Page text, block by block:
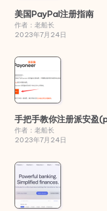
美国PayPal注册指南
作者：老船长
2023年7月24日
手把手教你注册派安盈
作者：老船长
2023年7月24日